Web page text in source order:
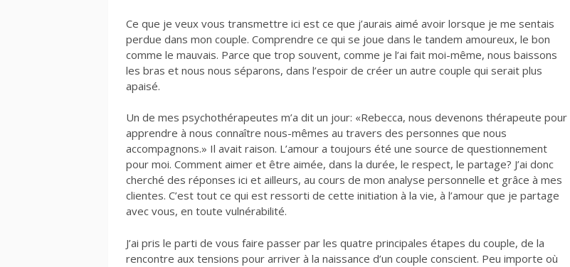
Ce que je veux vous transmettre ici est ce que j’aurais aimé avoir lorsque je me sentais
perdue dans mon couple. Comprendre ce qui se joue dans le tandem amoureux, le bon
comme le mauvais. Parce que trop souvent, comme je l’ai fait moi-même, nous baissons
les bras et nous nous séparons, dans l’espoir de créer un autre couple qui serait plus
apaisé.
Un de mes psychothérapeutes m’a dit un jour: «Rebecca, nous devenons thérapeute pour
apprendre à nous connaître nous-mêmes au travers des personnes que nous
accompagnons.» Il avait raison. L’amour a toujours été une source de questionnement
pour moi. Comment aimer et être aimée, dans la durée, le respect, le partage? J’ai donc
cherché des réponses ici et ailleurs, au cours de mon analyse personnelle et grâce à mes
clientes. C’est tout ce qui est ressorti de cette initiation à la vie, à l’amour que je partage
avec vous, en toute vulnérabilité.
J’ai pris le parti de vous faire passer par les quatre principales étapes du couple, de la
rencontre aux tensions pour arriver à la naissance d’un couple conscient. Peu importe où